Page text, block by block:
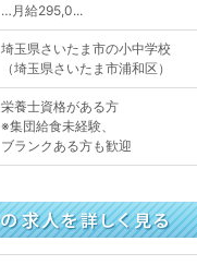
…月給295,0...
埼玉県さいたま市の小中学校
（埼玉県さいたま市浦和区）
栄養士資格がある方
※集団給食未経験、
ブランクある方も歓迎